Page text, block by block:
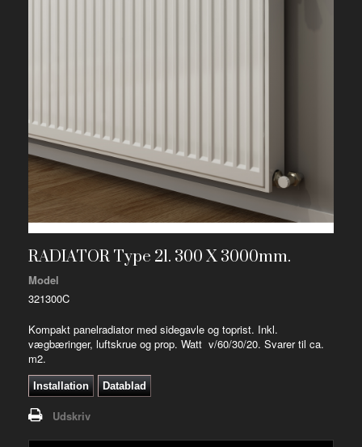
RADIATOR Type 21. 300 X 3000mm.
Model
321300C
Kompakt panelradiator med sidegavle og toprist. Inkl.
vægbæringer, luftskrue og prop. Watt v/60/30/20. Svarer til ca.
m2.
Installation Datablad
Udskriv